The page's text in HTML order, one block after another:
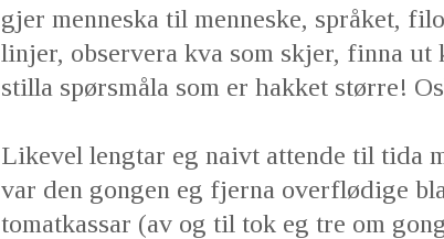
gjer menneska til menneske, språket,
linjer, observera kva som skjer, finna
stilla spørsmåla som er hakket større!
Likevel lengtar eg naivt attende til tida
var den gongen eg fjerna overflødige
tomatkassar (av og til tok eg tre om